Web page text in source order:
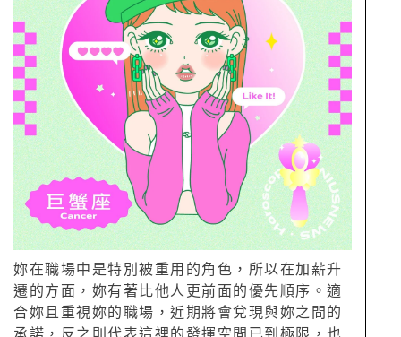
妳在職場中是特別被重用的角色，所以在加薪升
遷的方面，妳有著比他人更前面的優先順序。適
合妳且重視妳的職場，近期將會兌現與妳之間的